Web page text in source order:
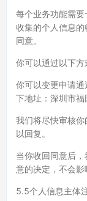
每个业务功能需
收集的个人信息
同意。
你可以通过以下方
你可以变更申请通
下地址：深圳市
我们将尽快审核
以回复。
当你收回同意后
意的决定，不会影
5.5个人信息主体